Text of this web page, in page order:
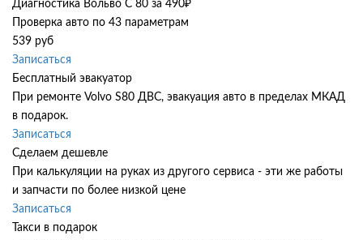
Диагностика Вольво С 80 за 490₽
Проверка авто по 43 параметрам
539 руб
Записаться
Бесплатный эвакуатор
При ремонте Volvo S80 ДВС, эвакуация авто в пределах МКАД
в подарок.
Записаться
Сделаем дешевле
При калькуляции на руках из другого сервиса - эти же работы
и запчасти по более низкой цене
Записаться
Такси в подарок